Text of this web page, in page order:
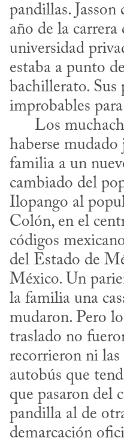
pandillas.
año de la
universidad
estaba a punto
bachillerato. Sus
improbables
haberse
familia a un
cambiado del
Ilopango al
Colón, en el
códigos
del Estado de
México. Un
la familia una
mudaron. Pero
traslado no
recorrieron ni las
autobús que
que pasaron del
pandilla al de
demarcación